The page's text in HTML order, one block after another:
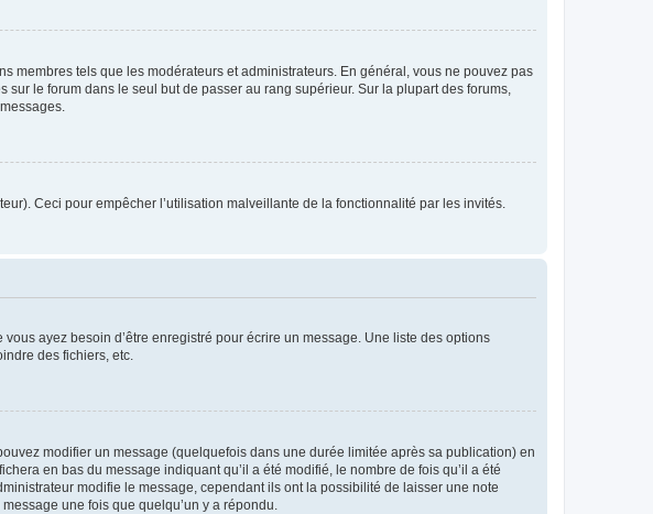
membres tels que les modérateurs et administrateurs. En général, vous ne pouvez pas
le forum dans le seul but de passer au rang supérieur. Sur la plupart des forums,
Ceci pour empêcher l’utilisation malveillante de la fonctionnalité par les invités.
ayez besoin d’être enregistré pour écrire un message. Une liste des options
des fichiers, etc.
modifier un message (quelquefois dans une durée limitée après sa publication) en
en bas du message indiquant qu’il a été modifié, le nombre de fois qu’il a été
modifie le message, cependant ils ont la possibilité de laisser une note
une fois que quelqu’un y a répondu.